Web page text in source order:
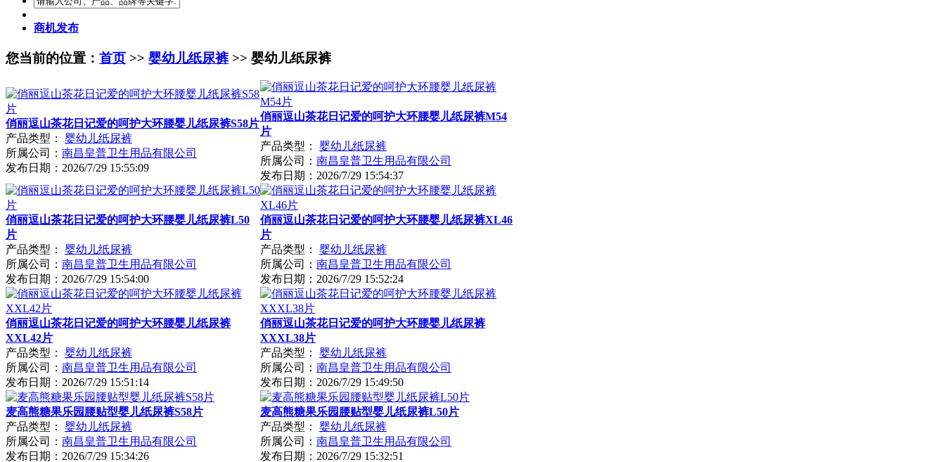
商机发布
您当前的位置： 首页 >> 婴幼儿纸尿裤>> 婴幼儿纸尿裤
俏丽逗山茶花日记爱的呵护大环腰婴儿纸尿裤S58片
产品类型：
婴幼儿纸尿裤
所属公司： 南昌皇普卫生用品有限公司
发布日期： 2026/7/29 15:55:09
俏丽逗山茶花日记爱的呵护大环腰婴儿纸尿裤M54
片
产品类型：
婴幼儿纸尿裤
所属公司： 南昌皇普卫生用品有限公司
发布日期： 2026/7/29 15:54:37
俏丽逗山茶花日记爱的呵护大环腰婴儿纸尿裤L50
片
产品类型：
婴幼儿纸尿裤
所属公司： 南昌皇普卫生用品有限公司
发布日期： 2026/7/29 15:54:00
俏丽逗山茶花日记爱的呵护大环腰婴儿纸尿裤XL46
片
产品类型：
婴幼儿纸尿裤
所属公司： 南昌皇普卫生用品有限公司
发布日期： 2026/7/29 15:52:24
俏丽逗山茶花日记爱的呵护大环腰婴儿纸尿裤
XXL42片
产品类型：
婴幼儿纸尿裤
所属公司： 南昌皇普卫生用品有限公司
发布日期： 2026/7/29 15:51:14
俏丽逗山茶花日记爱的呵护大环腰婴儿纸尿裤
XXXL38片
产品类型：
婴幼儿纸尿裤
所属公司： 南昌皇普卫生用品有限公司
发布日期： 2026/7/29 15:49:50
麦高熊糖果乐园腰贴型婴儿纸尿裤S58片
产品类型：
婴幼儿纸尿裤
所属公司： 南昌皇普卫生用品有限公司
发布日期： 2026/7/29 15:34:26
麦高熊糖果乐园腰贴型婴儿纸尿裤L50片
产品类型：
婴幼儿纸尿裤
所属公司： 南昌皇普卫生用品有限公司
发布日期： 2026/7/29 15:32:51